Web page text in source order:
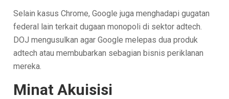
Selain kasus Chrome, Google juga menghadapi gugatan
federal lain terkait dugaan monopoli di sektor adtech.
DOJ mengusulkan agar Google melepas dua produk
adtech atau membubarkan sebagian bisnis periklanan
mereka.
Minat Akuisisi